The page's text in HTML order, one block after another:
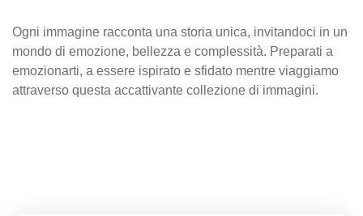
Ogni immagine racconta una storia unica, invitandoci in un
mondo di emozione, bellezza e complessità. Preparati a
emozionarti, a essere ispirato e sfidato mentre viaggiamo
attraverso questa accattivante collezione di immagini.